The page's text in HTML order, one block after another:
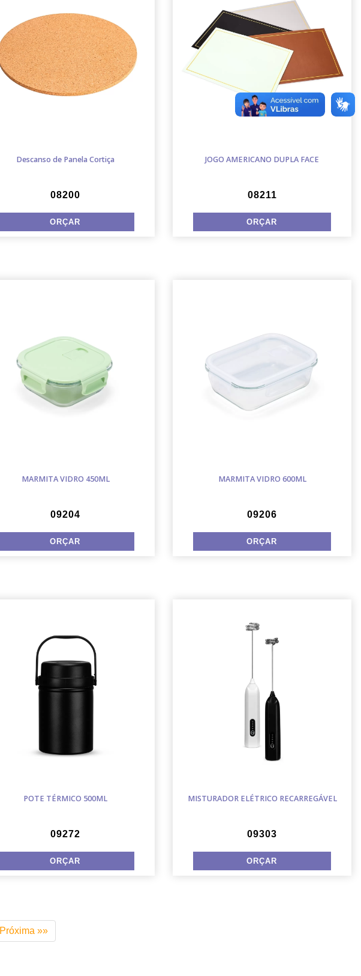
Descanso de Panela Cortiça
08200
JOGO AMERICANO DUPLA FACE
08211
MARMITA VIDRO 450ML
09204
MARMITA VIDRO 600ML
09206
POTE TÉRMICO 500ML
09272
MISTURADOR ELÉTRICO RECARREGÁVEL
09303
Próxima »»